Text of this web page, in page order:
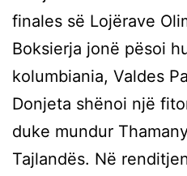
finales së Lojërave
Boksierja jonë pësoi
kolumbiania, Valdes
Donjeta shënoi një
duke mundur
Tajlandës. Në